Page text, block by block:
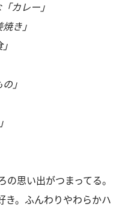
カレー」
き」
」
思い出がつまってる。
き。ふんわりやわらかハ